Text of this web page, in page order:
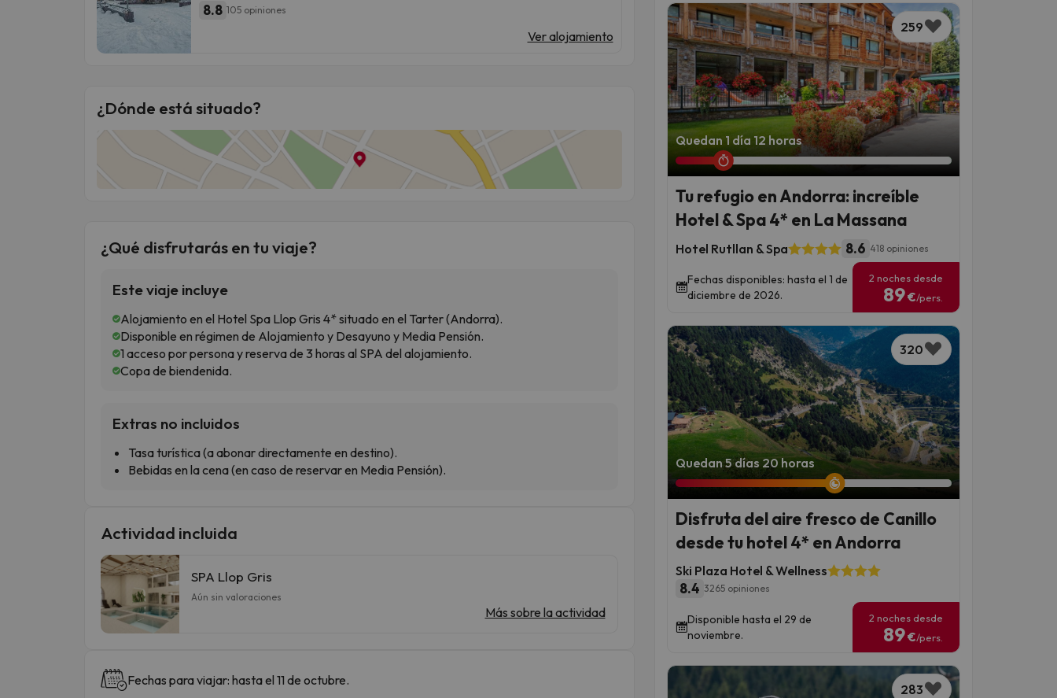
8.8 105 opiniones
Ver alojamiento
¿Dónde está situado?
¿Qué disfrutarás en tu viaje?
Este viaje incluye
Alojamiento en el Hotel Spa Llop Gris 4* situado en el Tarter (Andorra).
Disponible en régimen de Alojamiento y Desayuno y Media Pensión.
1 acceso por persona y reserva de 3 horas al SPA del alojamiento.
Copa de biendenida.
Extras no incluidos
Tasa turística (a abonar directamente en destino).
Bebidas en la cena (en caso de reservar en Media Pensión).
Actividad incluida
SPA Llop Gris
Aún sin valoraciones
Más sobre la actividad
Fechas para viajar: hasta el 11 de octubre.
259
Quedan 1 día 12 horas
Tu refugio en Andorra: increíble
Hotel & Spa 4* en La Massana
Hotel Rutllan & Spa 8.6 418 opiniones
Fechas disponibles: hasta el 1 de
diciembre de 2026.
2 noches desde
89€/pers.
320
Quedan 5 días 20 horas
Disfruta del aire fresco de Canillo
desde tu hotel 4* en Andorra
Ski Plaza Hotel & Wellness
8.4 3265 opiniones
Disponible hasta el 29 de
noviembre.
2 noches desde
89€/pers.
283